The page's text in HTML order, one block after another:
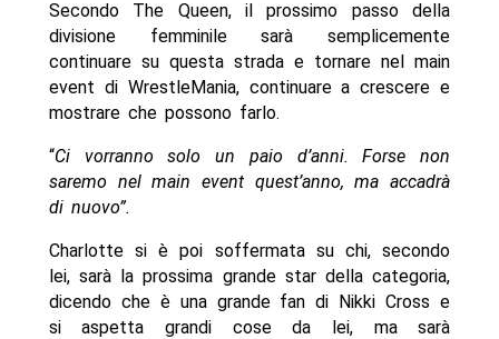
Secondo The Queen, il prossimo passo della
divisione femminile sarà semplicemente
continuare su questa strada e tornare nel main
event di WrestleMania, continuare a crescere e
mostrare che possono farlo.
“Ci vorranno solo un paio d’anni. Forse non
saremo nel main event quest’anno, ma accadrà
di nuovo”.
Charlotte si è poi soffermata su chi, secondo
lei, sarà la prossima grande star della categoria,
dicendo che è una grande fan di Nikki Cross e
si aspetta grandi cose da lei, ma sarà